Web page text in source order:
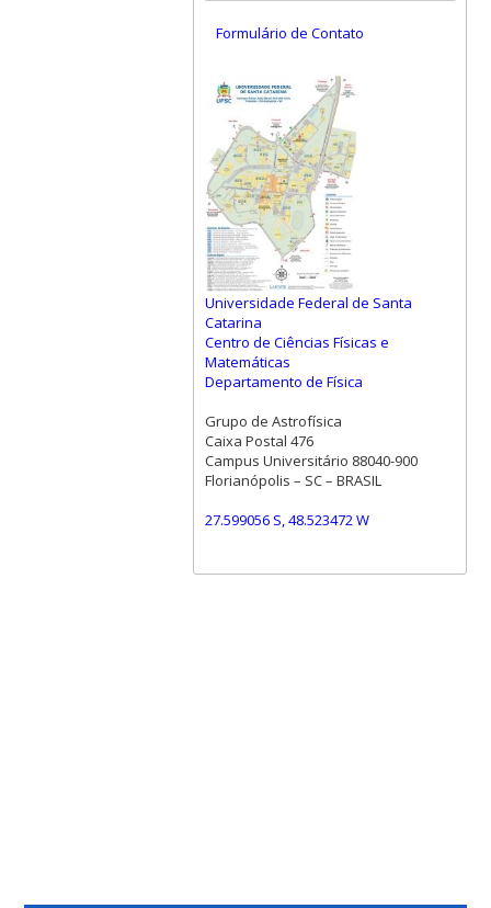
Formulário de Contato
Universidade Federal de Santa
Catarina
Centro de Ciências Físicas e
Matemáticas
Departamento de Física
Grupo de Astrofísica
Caixa Postal 476
Campus Universitário 88040-900
Florianópolis – SC – BRASIL
27.599056 S, 48.523472 W